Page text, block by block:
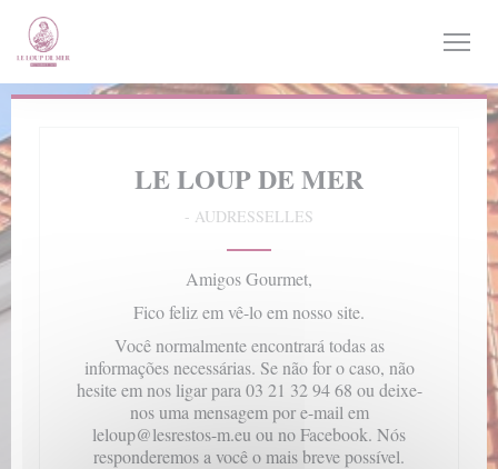
LE LOUP DE MER
- AUDRESSELLES
Amigos Gourmet,
Fico feliz em vê-lo em nosso site.
Você normalmente encontrará todas as
informações necessárias. Se não for o caso, não
hesite em nos ligar para 03 21 32 94 68 ou deixe-
nos uma mensagem por e-mail em
leloup@lesrestos-m.eu ou no Facebook. Nós
responderemos a você o mais breve possível.